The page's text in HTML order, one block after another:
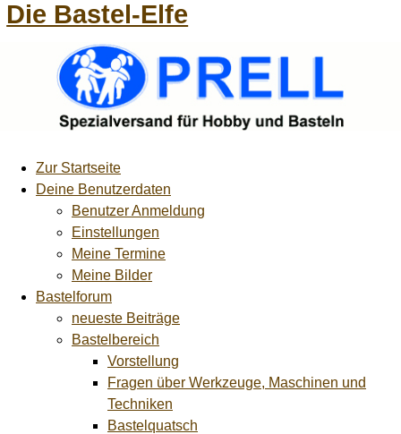
Die Bastel-Elfe
Zur Startseite
Deine Benutzerdaten
Benutzer Anmeldung
Einstellungen
Meine Termine
Meine Bilder
Bastelforum
neueste Beiträge
Bastelbereich
Vorstellung
Fragen über Werkzeuge, Maschinen und
Techniken
Bastelquatsch